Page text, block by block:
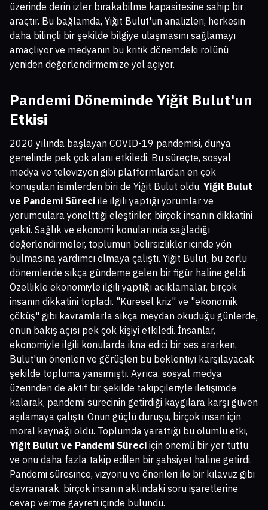
üzerinde derin izler bırakabilme kapasitesine sahip bir
araçtır. Bu bağlamda, Yiğit Bulut'un analizleri, herkesin
daha bilinçli bir şekilde bilgiye ulaşmasını sağlamayı
amaçlıyor ve medyanın bu kritik dönemdeki rolünü
yeniden değerlendirmemize yol açıyor.
Pandemi Döneminde Yiğit Bulut'un
Etkisi
2020 yılında başlayan COVID-19 pandemisi, dünya
genelinde pek çok alanı etkiledi. Bu süreçte, sosyal
medya ve televizyon gibi platformlardan en çok
konuşulan isimlerden biri de Yiğit Bulut oldu. Yiğit Bulut
ve Pandemi Süreci ile ilgili yaptığı yorumlar ve
yorumculara yönelttiği eleştiriler, birçok insanın dikkatini
çekti. Sağlık ve ekonomi konularında sağladığı
değerlendirmeler, toplumun belirsizlikler içinde yön
bulmasına yardımcı olmaya çalıştı. Yiğit Bulut, bu zorlu
dönemlerde sıkça gündeme gelen bir figür haline geldi.
Özellikle ekonomiyle ilgili yaptığı açıklamalar, birçok
insanın dikkatini topladı. "Küresel kriz" ve "ekonomik
çöküş" gibi kavramlarla sıkça meydan okuduğu günlerde,
onun bakış açısı pek çok kişiyi etkiledi. İnsanlar,
ekonomiyle ilgili konularda ikna edici bir ses ararken,
Bulut'un önerileri ve görüşleri bu beklentiyi karşılayacak
şekilde topluma yansımıştı. Ayrıca, sosyal medya
üzerinden de aktif bir şekilde takipçileriyle iletişimde
kalarak, pandemi sürecinin getirdiği kaygılara karşı güven
aşılamaya çalıştı. Onun güçlü duruşu, birçok insan için
moral kaynağı oldu. Toplumda yarattığı bu olumlu etki,
Yiğit Bulut ve Pandemi Süreci için önemli bir yer tuttu
ve onu daha fazla takip edilen bir şahsiyet haline getirdi.
Pandemi süresince, vizyonu ve önerileri ile bir kılavuz gibi
davranarak, birçok insanın aklındaki soru işaretlerine
cevap verme gayreti içinde bulundu.